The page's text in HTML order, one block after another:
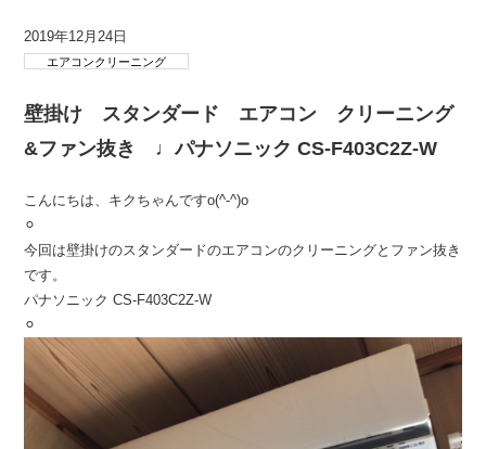
2019年12月24日
エアコンクリーニング
壁掛け スタンダード エアコン クリーニング
&ファン抜き ♩パナソニック CS-F403C2Z-W
こんにちは、キクちゃんですo(^-^)o
⚪︎
今回は壁掛けのスタンダードのエアコンのクリーニングとファン抜き
です。
パナソニック CS-F403C2Z-W
⚪︎